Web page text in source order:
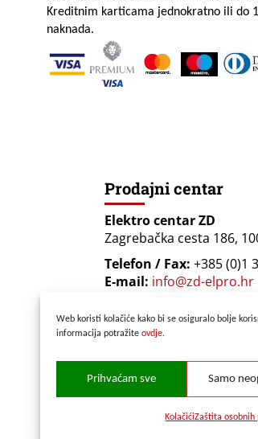
Web koristi kolačiće kako bi se osiguralo bolje
informacija potražite ovdje.
Prihvaćam sve Samo
KolačićiZaštita osobnih
Kreditnim karticama jednokratno ili do
naknada.
Prodajni centar
Elektro centar ZD
Zagrebačka cesta 186,
Telefon / Fax: +385 (0)1
E-mail: info@zd-elpro.hr
Ponedjeljak - Petak od
Subotom od 08:00 do